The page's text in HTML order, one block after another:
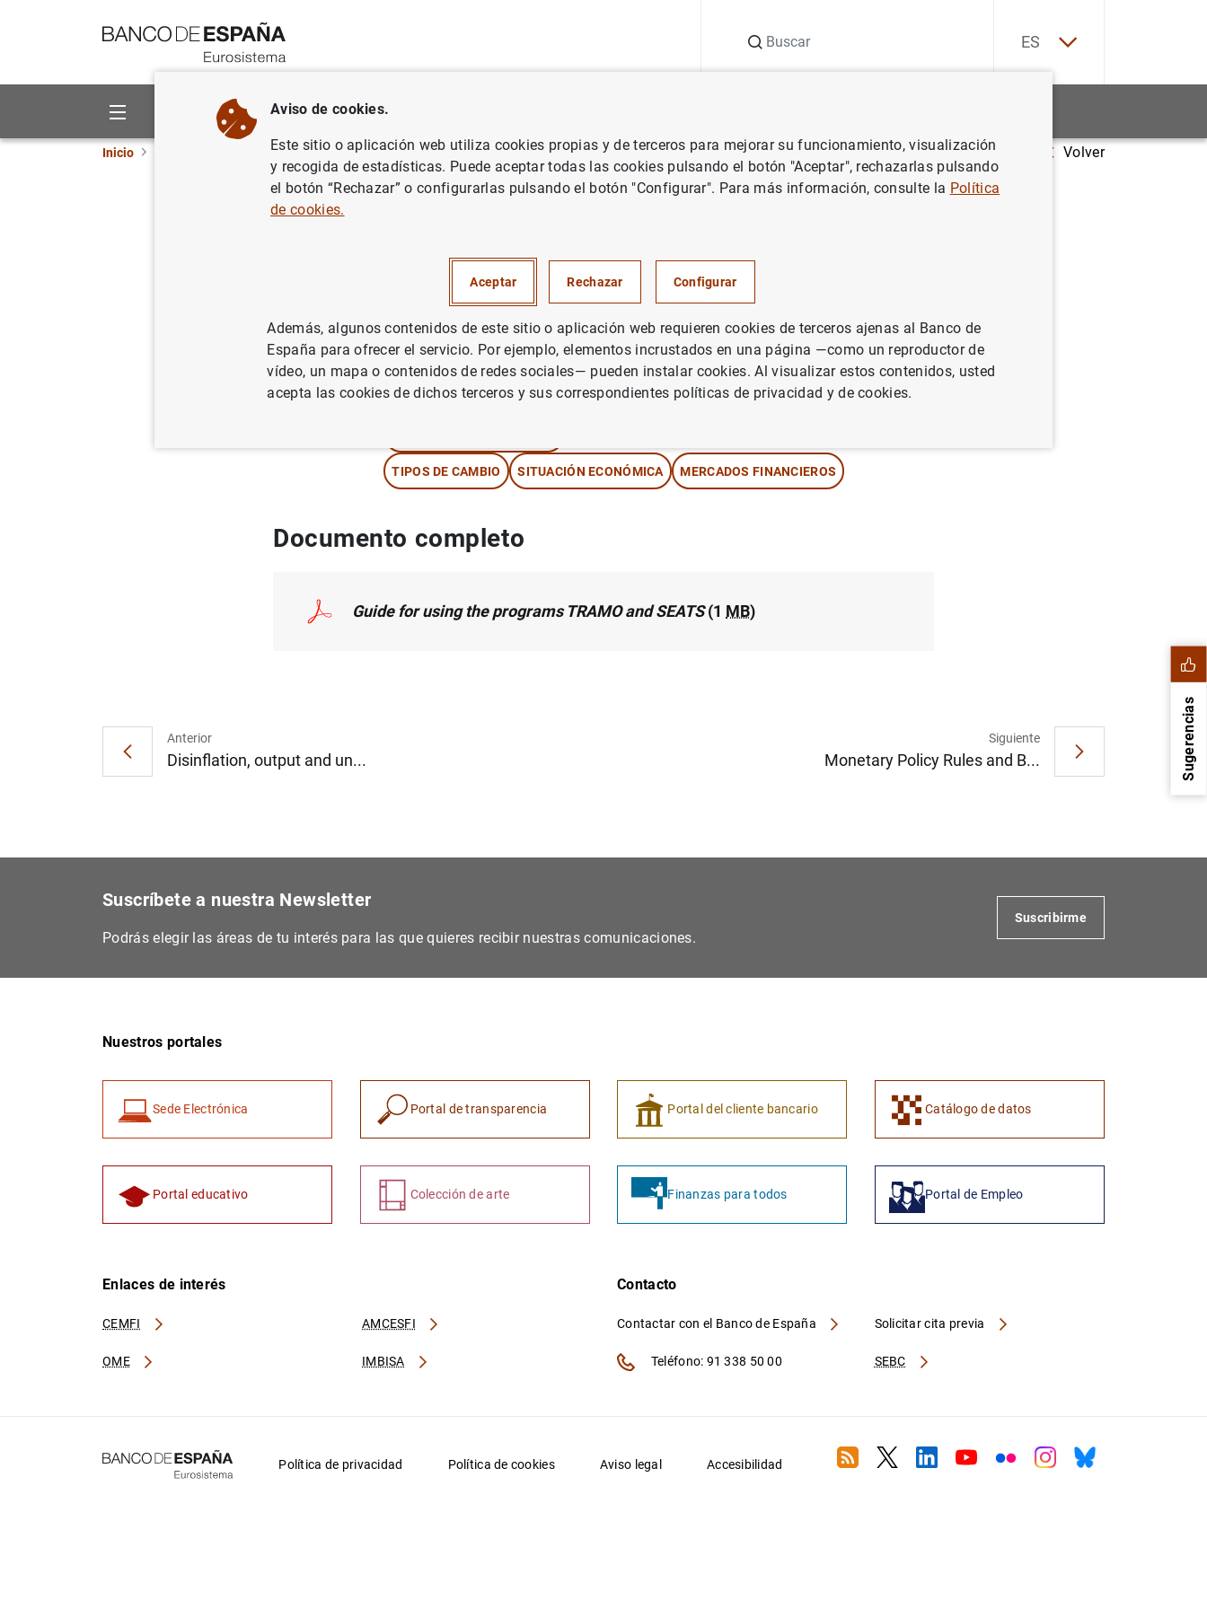
ES
Sobre el Banco Áreas de actuación
Inicio Análisis económico e investigación Documentos de Trabajo Guide for using the programs TRAMO and SEATS Volver
Guide for using the programs TRAMO and SEATS
Serie: Documentos de Trabajo. 9805.
Autor: Víctor Gómez y Agustín Maravall
TIPOS DE CAMBIO SITUACIÓN ECONÓMICA MERCADOS FINANCIEROS
Documento completo
Guide for using the programs TRAMO and SEATS(1 MB)
Anterior
Disinflation, output and un...
Siguiente
Monetary Policy Rules and B... Sugerencias
1
Suscríbete a nuestra Newsletter
Podrás elegir las áreas de tu interés para las que quieres recibir nuestras comunicaciones.
Suscribirme
Nuestros portales
Sede Electrónica Portal de transparencia Portal del cliente bancario Catálogo de datos
Portal educativo Colección de arte Finanzas para todos Portal de Empleo
Enlaces de interés
CEMFI AMCESFI
OME IMBISA
Contacto
Contactar con el Banco de España
SEBC
Solicitar cita previa
Teléfono: 91 338 50 00
Política de privacidad Política de cookies Aviso legal Accesibilidad RSS TwitterLinkedin
YoutubeFlickrInstagram
Bluesky
Aviso de cookies.
Este sitio o aplicación web utiliza cookies propias y de terceros para mejorar su funcionamiento, visualización
y recogida de estadísticas. Puede aceptar todas las cookies pulsando el botón "Aceptar", rechazarlas pulsando
el botón “Rechazar” o configurarlas pulsando el botón "Configurar". Para más información, consulte la Política
de cookies.
Aceptar Rechazar Configurar
Además, algunos contenidos de este sitio o aplicación web requieren cookies de terceros ajenas al Banco de
España para ofrecer el servicio. Por ejemplo, elementos incrustados en una página —como un reproductor de
vídeo, un mapa o contenidos de redes sociales— pueden instalar cookies. Al visualizar estos contenidos, usted
acepta las cookies de dichos terceros y sus correspondientes políticas de privacidad y de cookies.